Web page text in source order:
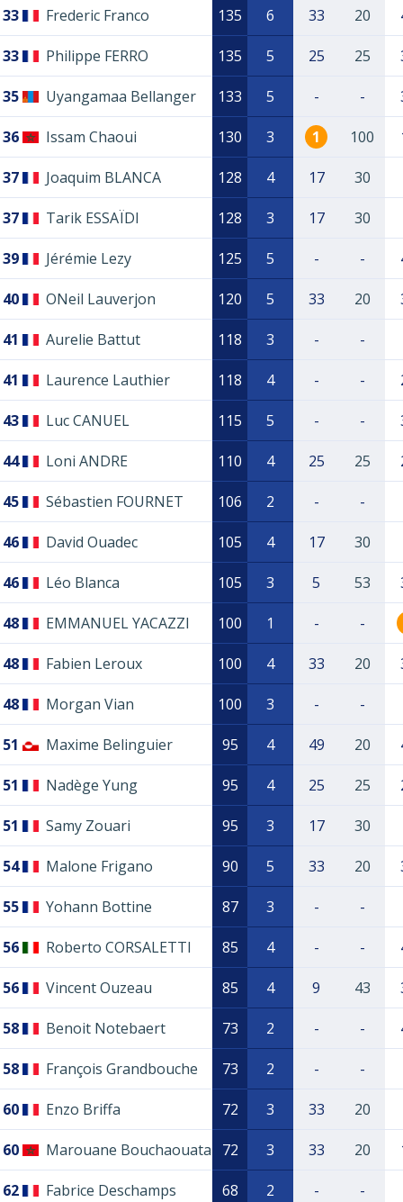
33 Frederic Franco 135 6 33 20
33 Philippe FERRO 135 5 25 25
35 Uyangamaa Bellanger 133 5 - -
36 Issam Chaoui 130 3 1 100
37 Joaquim BLANCA 128 4 17 30
37 Tarik ESSAÏDI 128 3 17 30
39 Jérémie Lezy 125 5 - -
40 ONeil Lauverjon 120 5 33 20
41 Aurelie Battut 118 3 - -
41 Laurence Lauthier 118 4 - -
43 Luc CANUEL 115 5 - -
44 Loni ANDRE 110 4 25 25
45 Sébastien FOURNET 106 2 - -
46 David Ouadec 105 4 17 30
46 Léo Blanca 105 3 5 53
48 EMMANUEL YACAZZI 100 1 - -
48 Fabien Leroux 100 4 33 20
48 Morgan Vian 100 3 - -
51 Maxime Belinguier 95 4 49 20
51 Nadège Yung 95 4 25 25
51 Samy Zouari 95 3 17 30
54 Malone Frigano 90 5 33 20
55 Yohann Bottine 87 3 - -
56 Roberto CORSALETTI 85 4 - -
56 Vincent Ouzeau 85 4 9 43
58 Benoit Notebaert 73 2 - -
58 François Grandbouche 73 2 - -
60 Enzo Briffa 72 3 33 20
60 Marouane Bouchaouata 72 3 33 20
62 Fabrice Deschamps 68 2 - -